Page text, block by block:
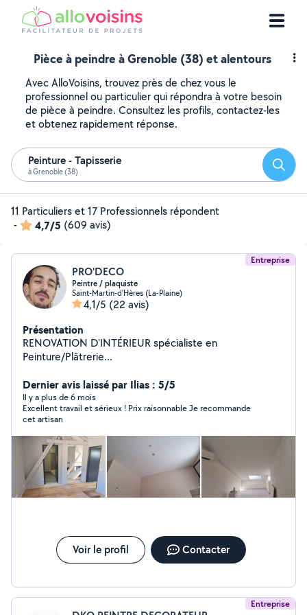
Pièce à peindre à Grenoble (38) et alentours
Avec AlloVoisins, trouvez près de chez vous le
professionnel ou particulier qui répondra à votre besoin
de pièce à peindre. Consultez les profils, contactez-les
et obtenez rapidement réponse.
Peinture - Tapisserie
à Grenoble (38)
11 Particuliers et 17 Professionnels répondent
-
4,7/5 (609 avis)
Entreprise
PRO'DECO
Peintre / plaquiste
Saint-Martin-d'Hères (La-Plaine)
4,1/5 (22 avis)
Présentation
RENOVATION D'INTÉRIEUR spécialiste en
Peinture/Plâtrerie...
Dernier avis laissé par Ilias : 5/5
Il y a plus de 6 mois
Excellent travail et sérieux ! Prix raisonnable Je recommande
cet artisan
Voir le profil Contacter
Entreprise